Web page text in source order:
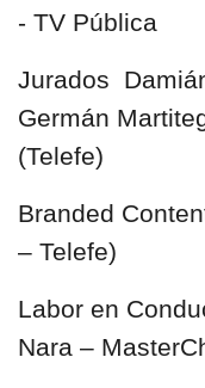
- TV Pública
Jurados
Germán
(Telefe)
Branded
– Telefe)
Labor en
Nara –